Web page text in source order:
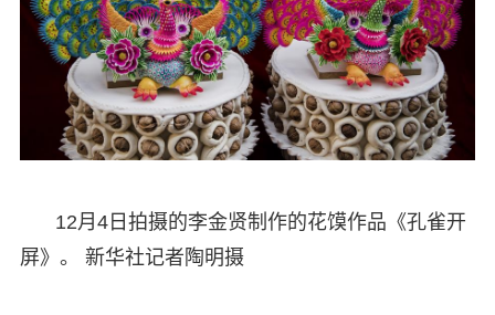
12月4日拍摄的李金贤制作的花馍作品《孔雀开
屏》。 新华社记者陶明摄